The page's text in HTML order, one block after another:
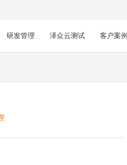
研发管理 泽众云测试 客户案例